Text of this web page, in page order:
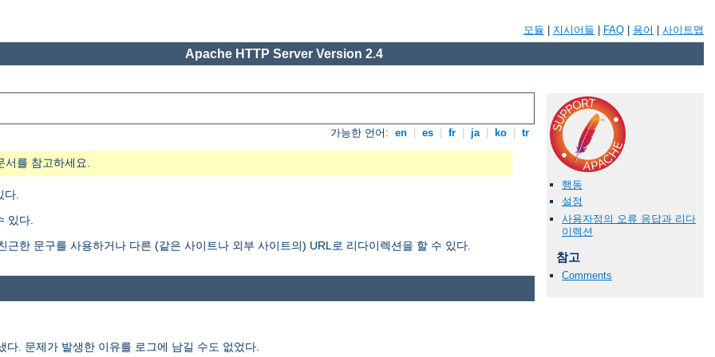
모듈 지시어들 FAQ 용어 사이트맵
Apache HTTP Server Version 2.4
가능한 언어: en es fr ja ko tr
서를 참고하세요.
다.
있다.
한 문구를 사용하거나 다른 (같은 사이트나 외부 사이트의) URL로 리다이렉션을 할 수 있다.
행동
설정
사용자정의 오류 응답과 리다
이렉션
참고
Comments
. 문제가 발생한 이유를 로그에 남길 수도 없었다.